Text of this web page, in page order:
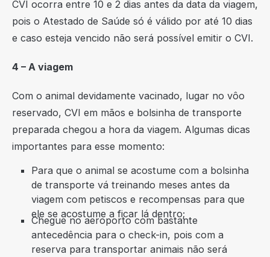
CVI ocorra entre 10 e 2 dias antes da data da viagem,
pois o Atestado de Saúde só é válido por até 10 dias
e caso esteja vencido não será possível emitir o CVI.
4 – A viagem
Com o animal devidamente vacinado, lugar no vôo
reservado, CVI em mãos e bolsinha de transporte
preparada chegou a hora da viagem. Algumas dicas
importantes para esse momento:
Para que o animal se acostume com a bolsinha
de transporte vá treinando meses antes da
viagem com petiscos e recompensas para que
ele se acostume a ficar lá dentro;
Chegue no aeroporto com bastante
antecedência para o check-in, pois com a
reserva para transportar animais não será